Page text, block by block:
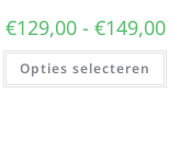
€129,00 - €149,00
Opties selecteren